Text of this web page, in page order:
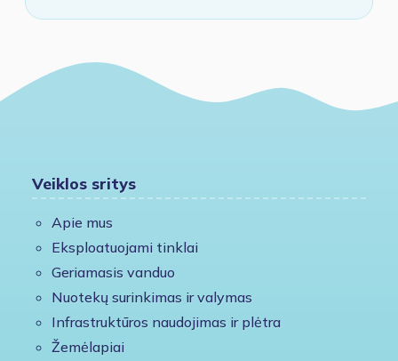
Veiklos sritys
Apie mus
Eksploatuojami tinklai
Geriamasis vanduo
Nuotekų surinkimas ir valymas
Infrastruktūros naudojimas ir plėtra
Žemėlapiai